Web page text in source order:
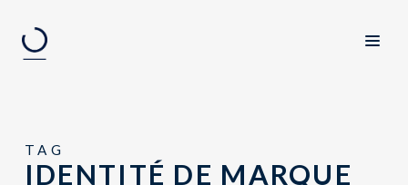
TAG
IDENTITÉ DE MARQUE